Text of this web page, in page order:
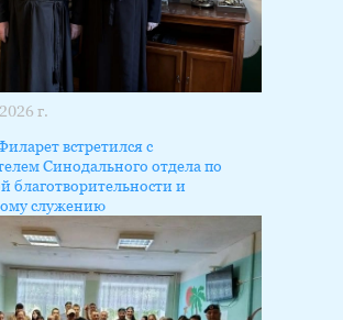
г.
встретился с
Синодального отдела по
благотворительности и
служению